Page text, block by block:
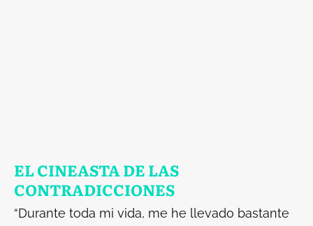
EL CINEASTA DE LAS
CONTRADICCIONES
“Durante toda mi vida, me he llevado bastante